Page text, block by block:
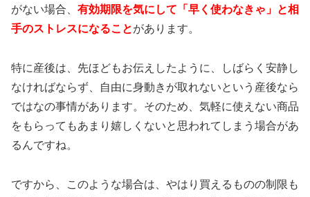
がない場合、 有効期限を気にして「早く使わなきゃ」と相
手のストレスになることがあります。
特に産後は、先ほどもお伝えしたように、しばらく安静し
なければならず、自由に身動きが取れないという産後なら
ではなの事情があります。そのため、気軽に使えない商品
をもらってもあまり嬉しくないと思われてしまう場合があ
るんですね。
ですから、このような場合は、やはり買えるものの制限も